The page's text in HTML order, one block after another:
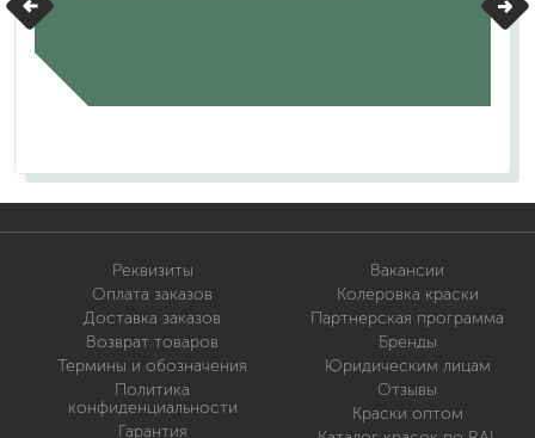
Реквизиты
Оплата заказов
Доставка заказов
Возврат товаров
Термины и обозначения
Политика
конфиденциальности
Гарантия
Вакансии
Колеровка краски
Партнерская программа
Бренды
Юридическим лицам
Отзывы
Краски оптом